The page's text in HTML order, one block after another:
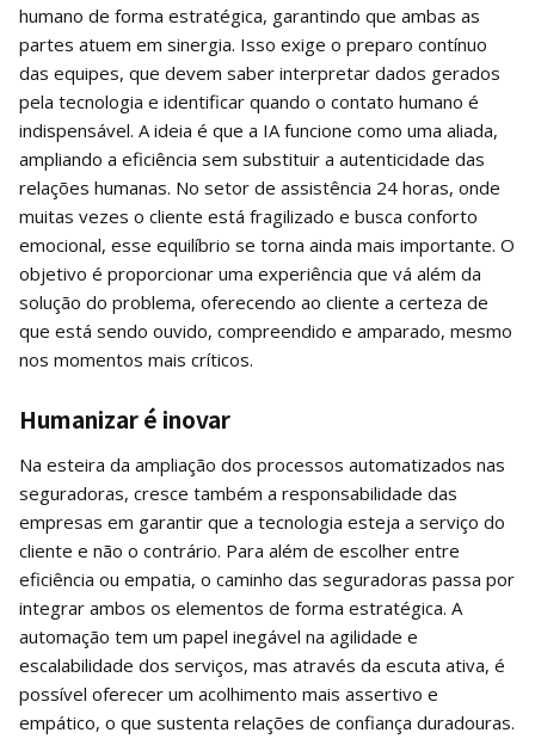
humano de forma estratégica, garantindo que ambas as
partes atuem em sinergia. Isso exige o preparo contínuo
das equipes, que devem saber interpretar dados gerados
pela tecnologia e identificar quando o contato humano é
indispensável. A ideia é que a IA funcione como uma aliada,
ampliando a eficiência sem substituir a autenticidade das
relações humanas. No setor de assistência 24 horas, onde
muitas vezes o cliente está fragilizado e busca conforto
emocional, esse equilíbrio se torna ainda mais importante. O
objetivo é proporcionar uma experiência que vá além da
solução do problema, oferecendo ao cliente a certeza de
que está sendo ouvido, compreendido e amparado, mesmo
nos momentos mais críticos.
Humanizar é inovar
Na esteira da ampliação dos processos automatizados nas
seguradoras, cresce também a responsabilidade das
empresas em garantir que a tecnologia esteja a serviço do
cliente e não o contrário. Para além de escolher entre
eficiência ou empatia, o caminho das seguradoras passa por
integrar ambos os elementos de forma estratégica. A
automação tem um papel inegável na agilidade e
escalabilidade dos serviços, mas através da escuta ativa, é
possível oferecer um acolhimento mais assertivo e
empático, o que sustenta relações de confiança duradouras.